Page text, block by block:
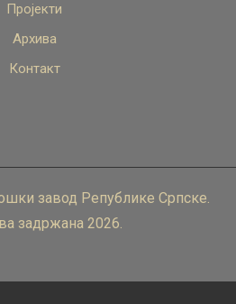
Пројекти
Архива
Контакт
завод Републике Српске.
задржана 2026.